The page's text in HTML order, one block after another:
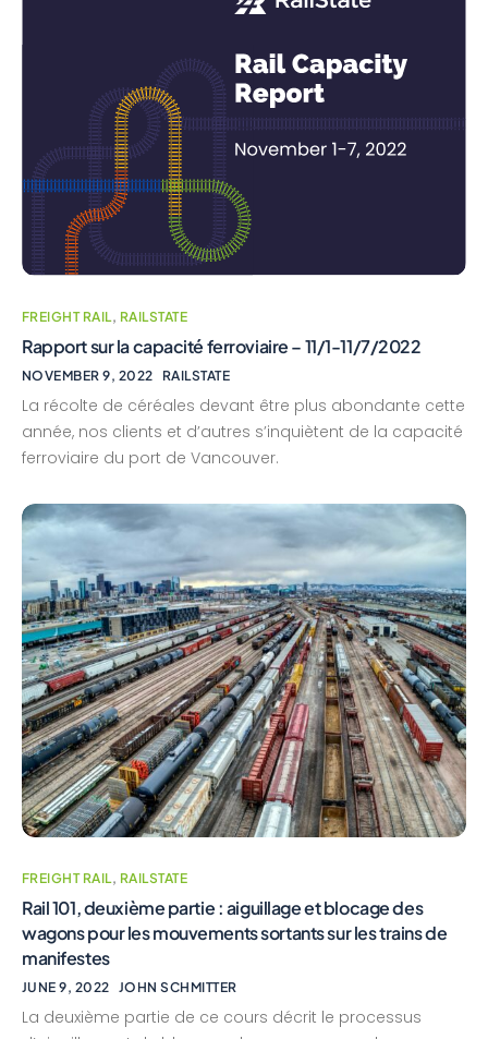
FREIGHT RAIL, RAILSTATE
Rapport sur la capacité ferroviaire – 11/1-11/7/2022
NOVEMBER 9, 2022 RAILSTATE
La récolte de céréales devant être plus abondante cette
année, nos clients et d’autres s’inquiètent de la capacité
ferroviaire du port de Vancouver.
FREIGHT RAIL, RAILSTATE
Rail 101, deuxième partie : aiguillage et blocage des
wagons pour les mouvements sortants sur les trains de
manifestes
JUNE 9, 2022 JOHN SCHMITTER
La deuxième partie de ce cours décrit le processus